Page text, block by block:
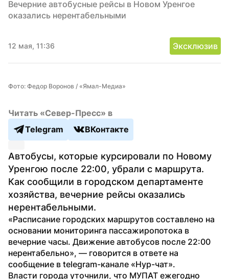
Вечерние автобусные рейсы в Новом Уренгое
оказались нерентабельными
12 мая, 11:36 Эксклюзив
Фото: Федор Воронов / «Ямал-Медиа»
Читать «Север-Пресс» в
Telegram
ВКонтакте
Автобусы, которые курсировали по Новому
Уренгою после 22:00, убрали с маршрута.
Как сообщили в городском департаменте
хозяйства, вечерние рейсы оказались
нерентабельными.
«Расписание городских маршрутов составлено на
основании мониторинга пассажиропотока в
вечерние часы. Движение автобусов после 22:00
нерентабельно», — говорится в ответе на
сообщение в telegram-канале «Нур-чат».
Власти города уточнили, что МУПАТ ежегодно